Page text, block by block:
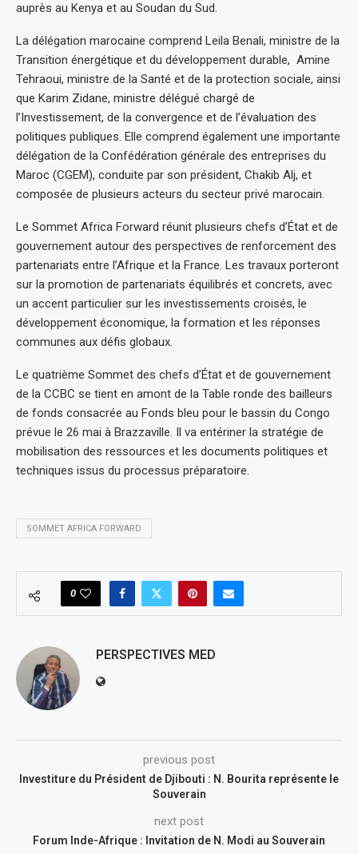
auprès au Kenya et au Soudan du Sud.
La délégation marocaine comprend Leila Benali, ministre de la
Transition énergétique et du développement durable, Amine
Tehraoui, ministre de la Santé et de la protection sociale, ainsi
que Karim Zidane, ministre délégué chargé de
l’Investissement, de la convergence et de l’évaluation des
politiques publiques. Elle comprend également une importante
délégation de la Confédération générale des entreprises du
Maroc (CGEM), conduite par son président, Chakib Alj, et
composée de plusieurs acteurs du secteur privé marocain.
Le Sommet Africa Forward réunit plusieurs chefs d’État et de
gouvernement autour des perspectives de renforcement des
partenariats entre l’Afrique et la France. Les travaux porteront
sur la promotion de partenariats équilibrés et concrets, avec
un accent particulier sur les investissements croisés, le
développement économique, la formation et les réponses
communes aux défis globaux.
Le quatrième Sommet des chefs d’État et de gouvernement
de la CCBC se tient en amont de la Table ronde des bailleurs
de fonds consacrée au Fonds bleu pour le bassin du Congo
prévue le 26 mai à Brazzaville. Il va entériner la stratégie de
mobilisation des ressources et les documents politiques et
techniques issus du processus préparatoire.
SOMMET AFRICA FORWARD
0
PERSPECTIVES MED
previous post
Investiture du Président de Djibouti : N. Bourita représente le
Souverain
next post
Forum Inde-Afrique : Invitation de N. Modi au Souverain